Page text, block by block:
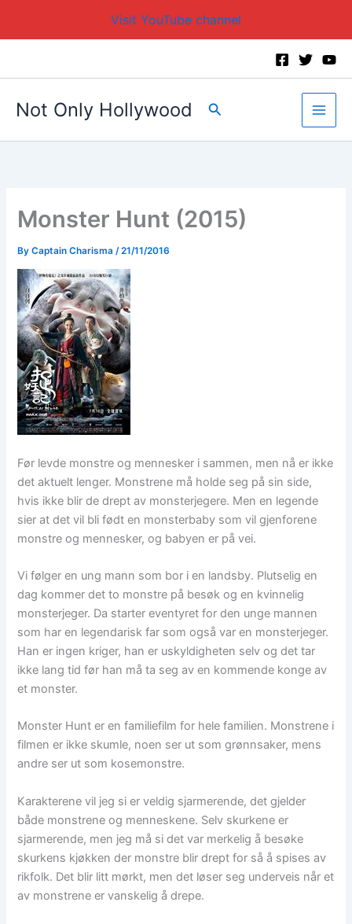
Visit YouTube channel
Not Only Hollywood Search
Monster Hunt (2015)
ByCaptain Charisma /21/11/2016
Før levde monstre og mennesker i sammen, men nå er ikke
det aktuelt lenger. Monstrene må holde seg på sin side,
hvis ikke blir de drept av monsterjegere. Men en legende
sier at det vil bli født en monsterbaby som vil gjenforene
monstre og mennesker, og babyen er på vei.
Vi følger en ung mann som bor i en landsby. Plutselig en
dag kommer det to monstre på besøk og en kvinnelig
monsterjeger. Da starter eventyret for den unge mannen
som har en legendarisk far som også var en monsterjeger.
Han er ingen kriger, han er uskyldigheten selv og det tar
ikke lang tid før han må ta seg av en kommende konge av
et monster.
Monster Hunt er en familiefilm for hele familien. Monstrene i
filmen er ikke skumle, noen ser ut som grønnsaker, mens
andre ser ut som kosemonstre.
Karakterene vil jeg si er veldig sjarmerende, det gjelder
både monstrene og menneskene. Selv skurkene er
sjarmerende, men jeg må si det var merkelig å besøke
skurkens kjøkken der monstre blir drept for så å spises av
rikfolk. Det blir litt mørkt, men det løser seg underveis når et
av monstrene er vanskelig å drepe.